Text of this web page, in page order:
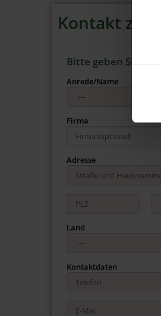
i
n
i
g
s
Kontakt zu
Bitte geben Sie
Anrede/Name
Firma
Adresse
Land
Kontaktdaten